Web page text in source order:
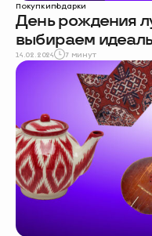
Покупкиподарки
День рождения
выбираем
14.02.2024 7 минут